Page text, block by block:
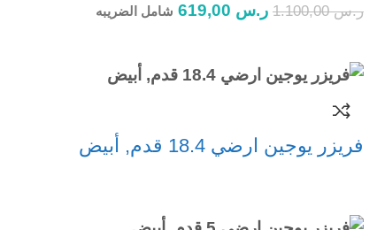
ر.س1.100,00 ر.س شامل الضريبه
فريزر يوجين ارضي 18.4 قدم, أبيض